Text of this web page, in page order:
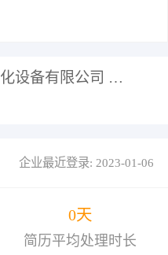
维格(常州)自动化设备有限公司
企业最近登录: 2023-01-06
0天
简历平均处理时长